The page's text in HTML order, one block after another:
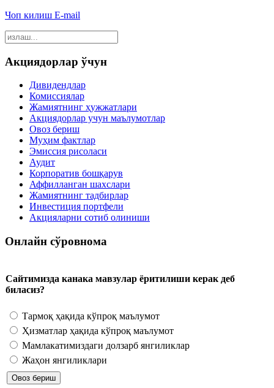
Чоп килиш E-mail
Акциядорлар ўчун
Дивидендлар
Комиссиялар
Жамиятнинг ҳужжатлари
Акциядорлар учун маълумотлар
Овоз бериш
Муҳим фактлар
Эмиссия рисоласи
Аудит
Корпоратив бошқарув
Аффилланган шахслари
Жамиятнинг тадбирлар
Инвестиция портфели
Акцияларни сотиб олиниши
Онлайн сўровнома
Сайтимизда канака мавзулар ёритилиши керак деб
биласиз?
Тармоқ ҳақида кўпроқ маълумот
Ҳизматлар ҳақида кўпроқ маълумот
Мамлакатимиздаги долзарб янгиликлар
Жаҳон янгиликлари